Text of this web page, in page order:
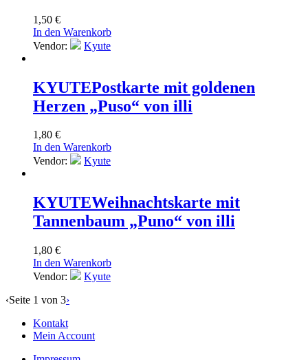
1,50 €
In den Warenkorb
Vendor:
Kyute
KYUTEPostkarte mit goldenen
Herzen „Puso“ von illi
1,80 €
In den Warenkorb
Vendor:
Kyute
KYUTEWeihnachtskarte mit
Tannenbaum „Puno“ von illi
1,80 €
In den Warenkorb
Vendor:
Kyute
‹Seite 1 von 3›
Kontakt
Mein Account